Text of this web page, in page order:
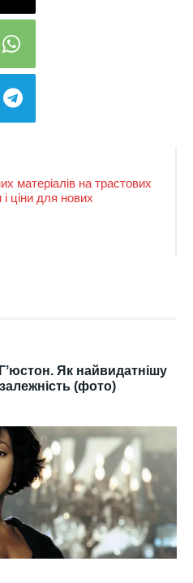
матеріалів на трастових
ціни для нових
Як найвидатнішу
(фото)